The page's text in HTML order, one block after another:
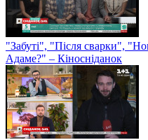
"Забуті", "Після сварки",
Адаме?" – Кіносніданок